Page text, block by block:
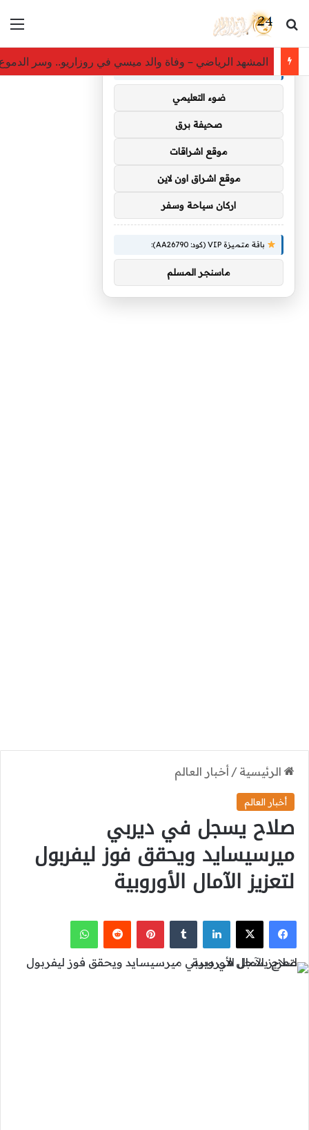
بحث عن
المشهد الرياضي – وفاة والد ميسي في روزاريو.. وسر الدموع
الرئيسية / أخبار العالم
أخبار العالم
صلاح يسجل في ديربي
ميرسيسايد ويحقق فوز ليفربول
لتعزيز الآمال الأوروبية
فيسبوك
‫X لينكدإن بينتيريست واتساب
توصيات :
باقة متميزة VIP (كود: AA35872):
ضوء التعليمي
صحيفة برق
موقع اشراقات
موقع اشراق اون لاين
اركان سياحة وسفر
باقة متميزة VIP (كود: AA26790):
ماسنجر المسلم